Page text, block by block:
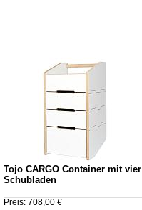
Tojo CARGO Container mit vier
Schubladen
Preis: 708,00 €